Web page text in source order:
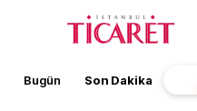
Bugün Son Dakika